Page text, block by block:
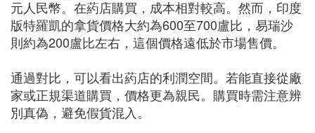
元人民幣。在葯店購買，成本相對較高。然而，印度
版特羅凱的拿貨價格大約為600至700盧比，易瑞沙
則約為200盧比左右，這個價格遠低於市場售價。
通過對比，可以看出葯店的利潤空間。若能直接從廠
家或正規渠道購買，價格更為親民。購買時需注意辨
別真偽，避免假貨混入。